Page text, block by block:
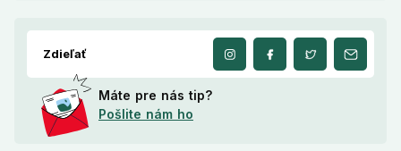
Zdieľať
Máte pre nás tip?
Pošlite nám ho